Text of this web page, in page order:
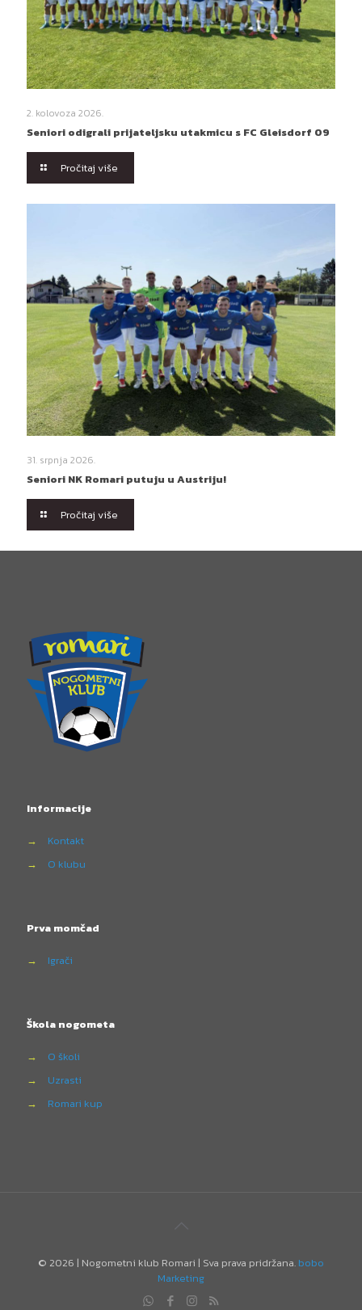
2. kolovoza 2026.
Seniori odigrali prijateljsku utakmicu s FC Gleisdorf 09
Pročitaj više
31. srpnja 2026.
Seniori NK Romari putuju u Austriju!
Pročitaj više
Informacije
→
Kontakt
→
O klubu
Prva momčad
→ Igrači
Škola nogometa
→
O školi
→
Uzrasti
→
Romari kup
© 2026 | Nogometni klub Romari | Sva prava pridržana. bobo
Marketing